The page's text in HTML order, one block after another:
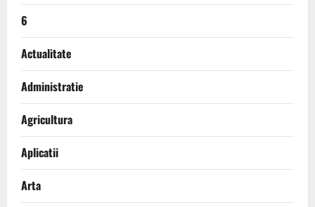
6
Actualitate
Administratie
Agricultura
Aplicatii
Arta